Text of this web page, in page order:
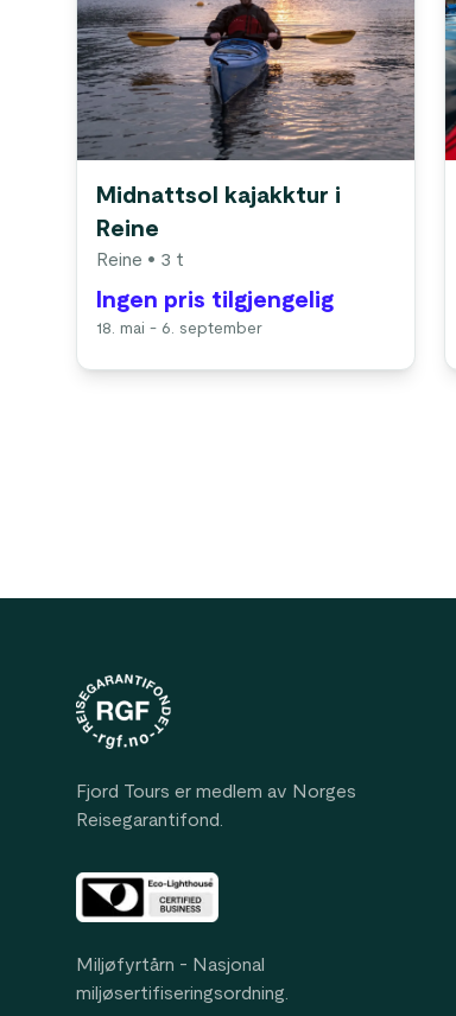
Midnattsol kajakktur i
Reine
Reine • 3 t
Ingen pris tilgjengelig
18. mai - 6. september
Fjord Tours er medlem av Norges
Reisegarantifond.
Miljøfyrtårn - Nasjonal
miljøsertifiseringsordning.